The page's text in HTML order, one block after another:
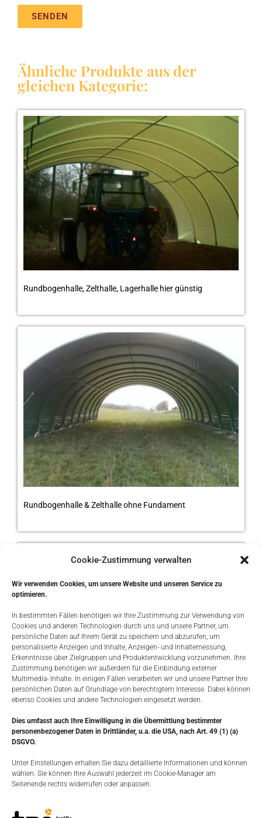
Cookie-Zustimmung verwalten
Wir verwenden Cookies, um unsere Website und unseren Service zu
optimieren.
In bestimmten Fällen benötigen wir Ihre Zustimmung zur Verwendung von
Cookies und anderen Technologien durch uns und unsere Partner, um
persönliche Daten auf Ihrem Gerät zu speichern und abzurufen, um
personalisierte Anzeigen und Inhalte, Anzeigen- und Inhaltemessung,
Erkenntnisse über Zielgruppen und Produktentwicklung vorzunehmen. Ihre
Zustimmung benötigen wir außerdem für die Einbindung externer
Multimedia- Inhalte. In einigen Fällen verarbeiten wir und unsere Partner Ihre
persönlichen Daten auf Grundlage von berechtigtem Interesse. Dabei können
ebenso Cookies und andere Technologien eingesetzt werden.
Dies umfasst auch Ihre Einwilligung in die Übermittlung bestimmter
personenbezogener Daten in Drittländer, u.a. die USA, nach Art. 49 (1) (a)
DSGVO.
Unter Einstellungen erhalten Sie dazu detaillierte Informationen und können
wählen. Sie können Ihre Auswahl jederzeit im Cookie-Manager am
Seitenende rechts widerrufen oder anpassen.
SENDEN
Ähnliche Produkte aus der
gleichen Kategorie:
Rundbogenhalle, Zelthalle, Lagerhalle hier günstig
Rundbogenhalle & Zelthalle ohne Fundament
Allzweckhalle mit blickdichter Folie￼